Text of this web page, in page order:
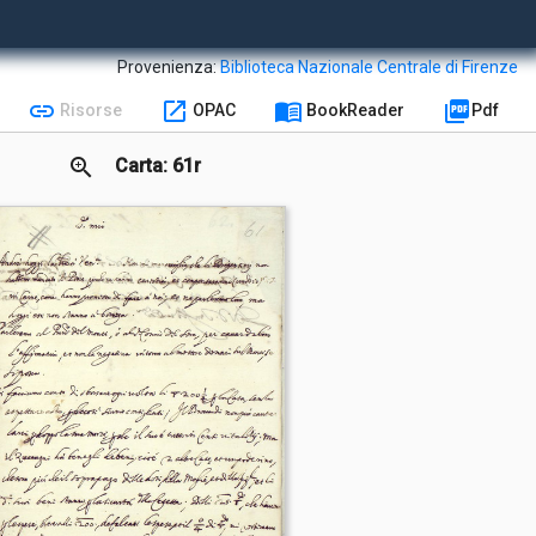
Provenienza:Biblioteca Nazionale Centrale di Firenze
link Risorse open_in_new OPAC menu_book BookReader picture_as_pdf Pdf
zoom_in Carta: 61r